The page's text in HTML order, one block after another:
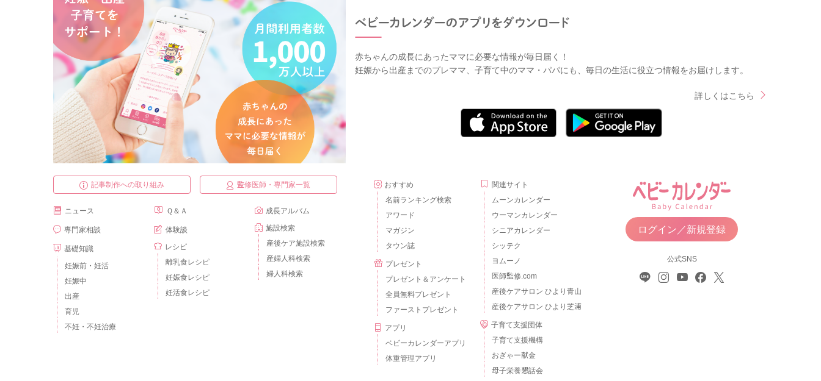
赤ちゃんの成長にあったママに必要な情報が毎日届く！
妊娠から出産までのプレママ、子育て中のママ・パパにも、毎日の生活に役立つ情報をお届けします。
詳しくはこちら
記事制作への取り組み 監修医師・専門家一覧
ニュース
専門家相談
基礎知識
妊娠前・妊活
妊娠中
出産
育児
不妊・不妊治療
Ｑ＆Ａ
体験談
レシピ
離乳食レシピ
妊娠食レシピ
妊活食レシピ
成長アルバム
施設検索
産後ケア施設検索
産婦人科検索
婦人科検索
おすすめ
名前ランキング検索
アワード
マガジン
タウン誌
プレゼント
プレゼント＆アンケート
全員無料プレゼント
ファーストプレゼント
アプリ
ベビーカレンダーアプリ
体重管理アプリ
関連サイト
ムーンカレンダー
ウーマンカレンダー
シニアカレンダー
シッテク
ヨムーノ
医師監修.com
産後ケアサロン ひより青山
産後ケアサロン ひより芝浦
子育て支援団体
子育て支援機構
おぎゃー献金
母子栄養懇話会
ログイン／新規登録
公式SNS